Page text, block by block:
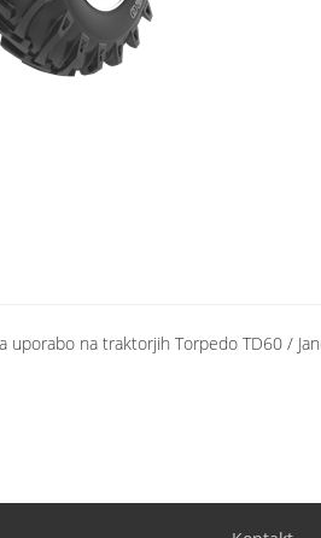
uporabo na traktorjih Torpedo TD60 /